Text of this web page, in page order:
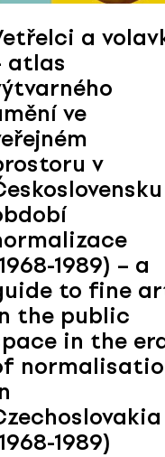
a
atlas
ve
v
1989) – a
to fine
the public
in the
1989)